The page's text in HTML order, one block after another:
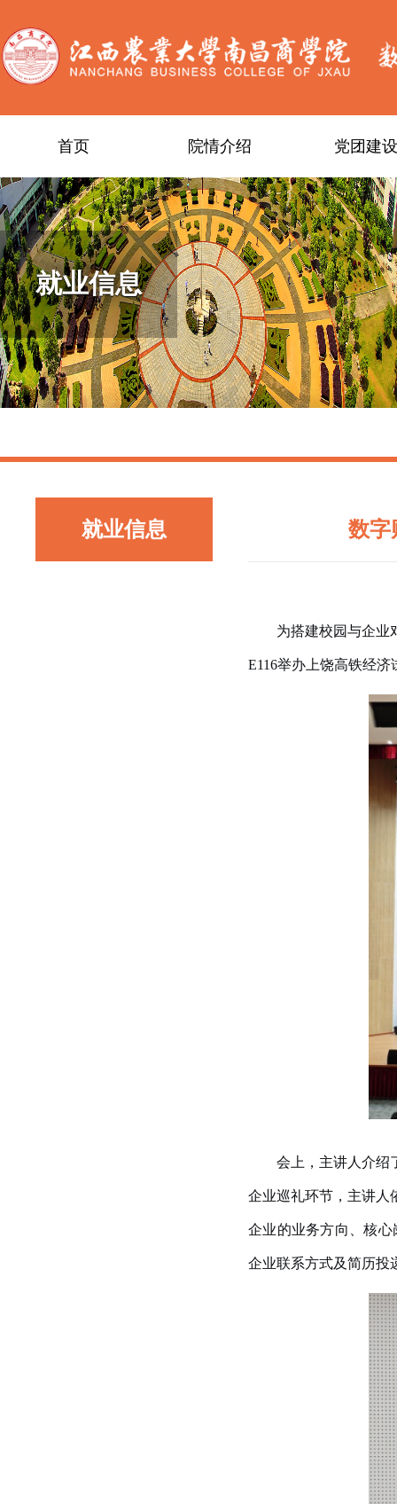
首页 院情介绍 党团建设
就业信息
就业信息 数字
为搭建校园与企业
E116举办上饶高铁经济
会上，主讲人介绍
企业巡礼环节，主讲人
企业的业务方向、核
企业联系方式及简历投